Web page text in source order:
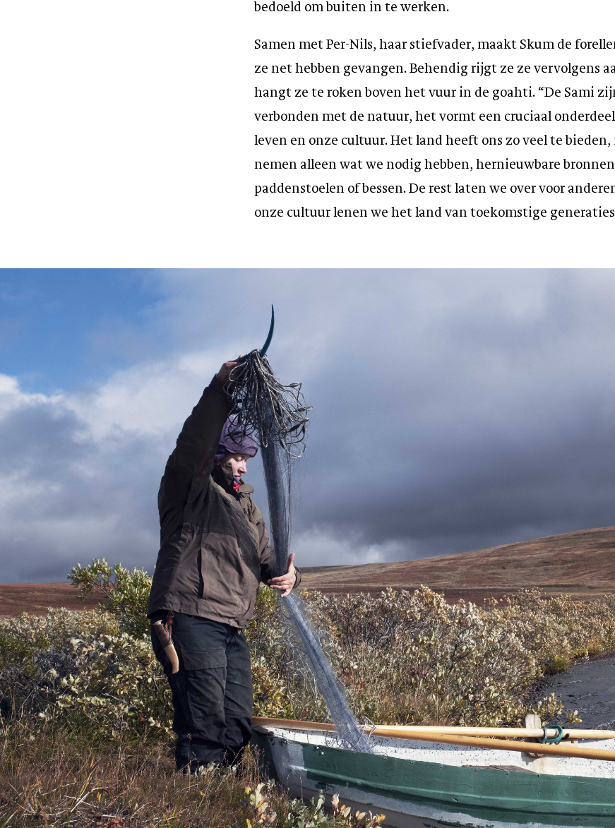
bedoeld om buiten in te werken.
Samen met Per-Nils, haar stiefvader, maakt Skum de
ze net hebben gevangen. Behendig rijgt ze ze vervolgens
hangt ze te roken boven het vuur in de goahti. “De Sami
verbonden met de natuur, het vormt een cruciaal
leven en onze cultuur.Het land heeft ons zo veel te bieden,
nemen alleen wat we nodig hebben, hernieuwbare bronnen
paddenstoelen of bessen. De rest laten we over voor
onze cultuur lenen we het land van toekomstige